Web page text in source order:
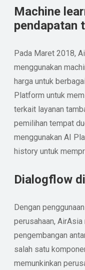
Machine
pendapatan
Pada Maret 2018,
menggunakan
harga untuk
Platform untuk
terkait layanan
pemilihan tempat
menggunakan AI
history untuk
Dialogflow
Dengan
perusahaan,
pengembangan
salah satu
memunkinkan